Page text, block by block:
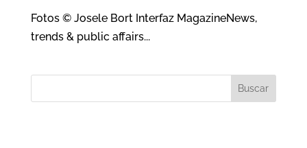
Fotos © Josele Bort Interfaz MagazineNews,
trends & public affairs...
Buscar